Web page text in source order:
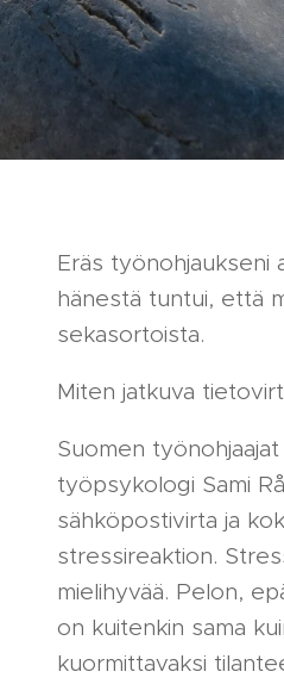
Eräs työnohjaukseni
hänestä tuntui, että
sekasortoista.
Miten jatkuva
Suomen
työpsykologi Sami
sähköpostivirta ja
stressireaktion.
mielihyvää. Pelon,
on kuitenkin sama
kuormittavaksi